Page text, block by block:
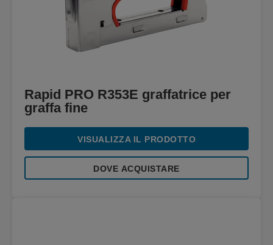
Rapid PRO R353E graffatrice per
graffa fine
VISUALIZZA IL PRODOTTO
DOVE ACQUISTARE